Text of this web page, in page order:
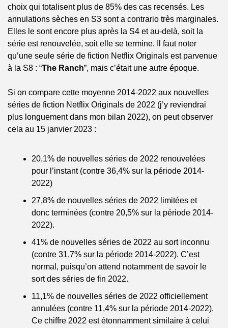
choix qui totalisent plus de 85% des cas recensés. Les
annulations sèches en S3 sont a contrario très marginales.
Elles le sont encore plus après la S4 et au-delà, soit la
série est renouvelée, soit elle se termine. Il faut noter
qu’une seule série de fiction Netflix Originals est parvenue
à la S8 : “The Ranch”, mais c’était une autre époque.
Si on compare cette moyenne 2014-2022 aux nouvelles
séries de fiction Netflix Originals de 2022 (j’y reviendrai
plus longuement dans mon bilan 2022), on peut observer
cela au 15 janvier 2023 :
20,1% de nouvelles séries de 2022 renouvelées
pour l’instant (contre 36,4% sur la période 2014-
2022)
27,8% de nouvelles séries de 2022 limitées et
donc terminées (contre 20,5% sur la période 2014-
2022).
41% de nouvelles séries de 2022 au sort inconnu
(contre 31,7% sur la période 2014-2022). C’est
normal, puisqu’on attend notamment de savoir le
sort des séries de fin 2022.
11,1% de nouvelles séries de 2022 officiellement
annulées (contre 11,4% sur la période 2014-2022).
Ce chiffre 2022 est étonnamment similaire à celui